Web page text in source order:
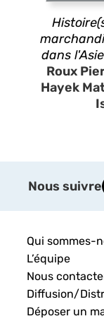
dans
Roux
Hayek
Nous suivre
Qui sommes-
L’équipe
Nous
Diffusion/
Déposer un